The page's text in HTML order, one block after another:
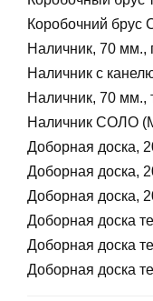
Коробочний брус
Наличник, 70 мм.,
Наличник с
Наличник, 70 мм.,
Наличник СОЛО
Доборная доска,
Доборная доска,
Доборная доска,
Доборная доска
Доборная доска
Доборная доска